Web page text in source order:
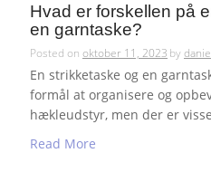
Hvad er forskellen på
en garntaske?
Posted on oktober 11, 2023 by
En strikketaske og en
formål at organisere og
hækleudstyr, men der er
Read More